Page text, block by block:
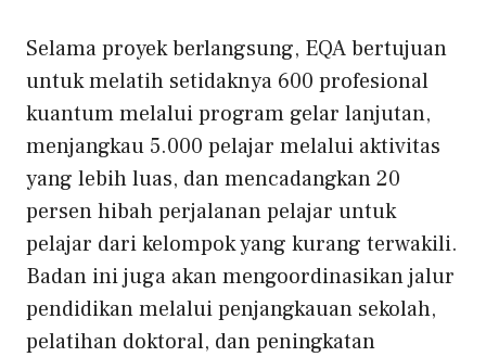
Selama proyek berlangsung, EQA bertujuan
untuk melatih setidaknya 600 profesional
kuantum melalui program gelar lanjutan,
menjangkau 5.000 pelajar melalui aktivitas
yang lebih luas, dan mencadangkan 20
persen hibah perjalanan pelajar untuk
pelajar dari kelompok yang kurang terwakili.
Badan ini juga akan mengoordinasikan jalur
pendidikan melalui penjangkauan sekolah,
pelatihan doktoral, dan peningkatan